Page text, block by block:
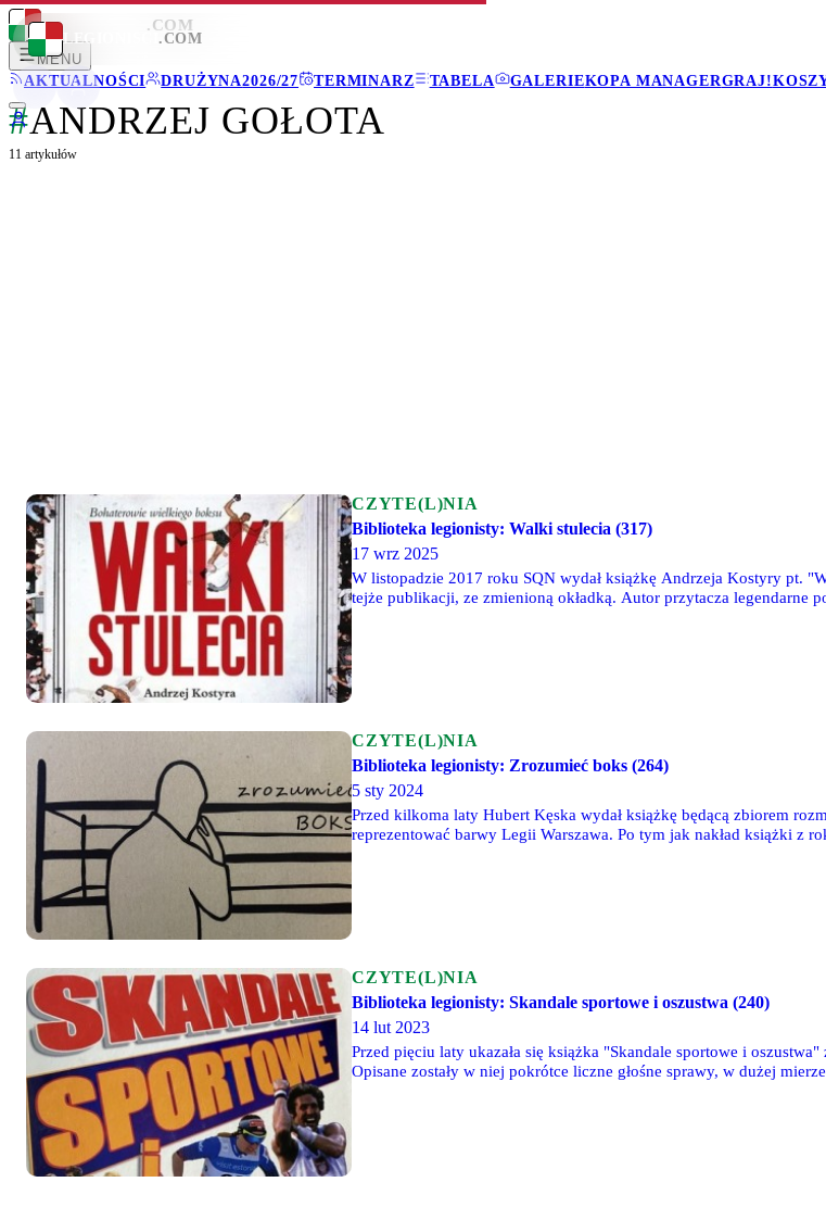
LEGIONISCI .COM
MENU
AKTUALNOŚCI
DRUŻYNA2026/27 TERMINARZ TABELA GALERIEKOPA MANAGERGRAJ!
LEGIONISCI .COM
#ANDRZEJ GOŁOTA
11 artykułów
CZYTE(L)NIA
Biblioteka legionisty: Walki stulecia (317)
17 wrz 2025
W listopadzie 2017 roku SQN wydał książkę Andrzeja Kostyry pt.
tejże publikacji, ze zmienioną okładką. Autor przytacza legendarne
CZYTE(L)NIA
Biblioteka legionisty: Zrozumieć boks (264)
5 sty 2024
Przed kilkoma laty Hubert Kęska wydał książkę będącą zbiorem
reprezentować barwy Legii Warszawa. Po tym jak nakład książki z
CZYTE(L)NIA
Biblioteka legionisty: Skandale sportowe i oszustwa (240)
14 lut 2023
Przed pięciu laty ukazała się książka "Skandale sportowe i
Opisane zostały w niej pokrótce liczne głośne sprawy, w dużej